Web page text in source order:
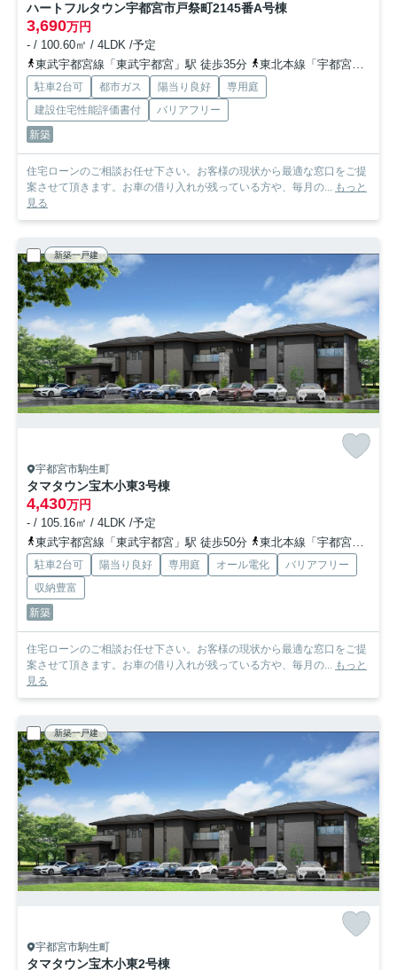
ハートフルタウン宇都宮市戸祭町2145番A号棟
3,690万円
- / 100.60㎡ / 4LDK /予定
東武宇都宮線「東武宇都宮」駅 徒歩35分
東北本線「宇都宮」駅 徒歩50分
駐車2台可 都市ガス 陽当り良好
専用庭
建設住宅性能評価書付
バリアフリー
新築
住宅ローンのご相談お任せ下さい。お客様の現状から最適な窓口をご提
案させて頂きます。お車の借り入れが残っている方や、毎月の... もっと
見る
新築一戸建
宇都宮市駒生町
タマタウン宝木小東3号棟
4,430万円
- / 105.16㎡ / 4LDK /予定
東武宇都宮線「東武宇都宮」駅 徒歩50分
東北本線「宇都宮」駅 徒歩68分
駐車2台可 陽当り良好 専用庭 オール電化
バリアフリー
収納豊富
新築
住宅ローンのご相談お任せ下さい。お客様の現状から最適な窓口をご提
案させて頂きます。お車の借り入れが残っている方や、毎月の... もっと
見る
新築一戸建
宇都宮市駒生町
タマタウン宝木小東2号棟